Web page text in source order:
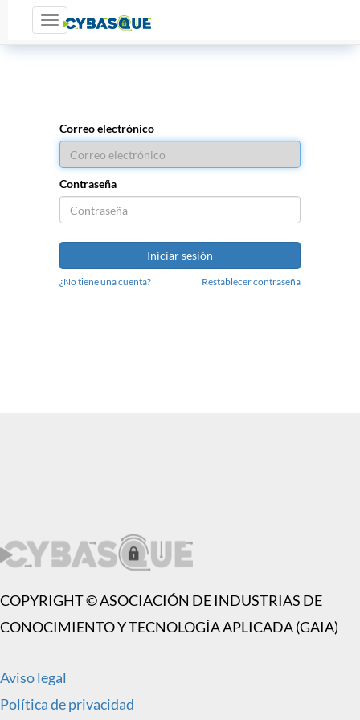
Toggle navigation
Correo electrónico
Contraseña
Iniciar sesión
¿No tiene una cuenta? Restablecer contraseña
COPYRIGHT © ASOCIACIÓN DE INDUSTRIAS DE
CONOCIMIENTO Y TECNOLOGÍA APLICADA (GAIA)
Aviso legal
Política de privacidad